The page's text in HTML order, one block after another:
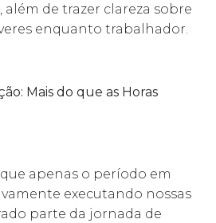
além de trazer clareza sobre
enquanto trabalhador.
Mais do que as Horas
apenas o período em
executando nossas
parte da jornada de